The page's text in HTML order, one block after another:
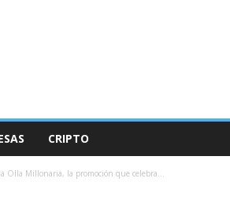
CRIPTO
Olla Millonaria, la promoción que celebra...